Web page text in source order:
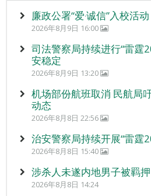
廉政公署“爱‧诚信”入校活
2026年8月9日 16:00
司法警察局持续进行“雷霆
安稳定
2026年8月9日 13:20
机场部份航班取消 民航局
动态
2026年8月8日 22:56
治安警察局持续开展“雷霆
2026年8月8日 15:40
涉杀人未遂内地男子被羁押
2026年8月8日 14:24